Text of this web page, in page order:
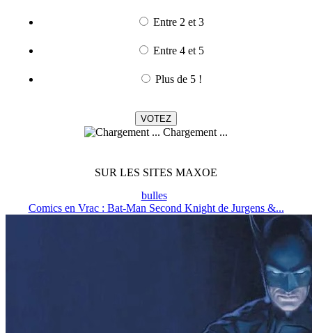
Entre 2 et 3
Entre 4 et 5
Plus de 5 !
Chargement ...
SUR LES SITES MAXOE
bulles
Comics en Vrac : Bat-Man Second Knight de Jurgens &...